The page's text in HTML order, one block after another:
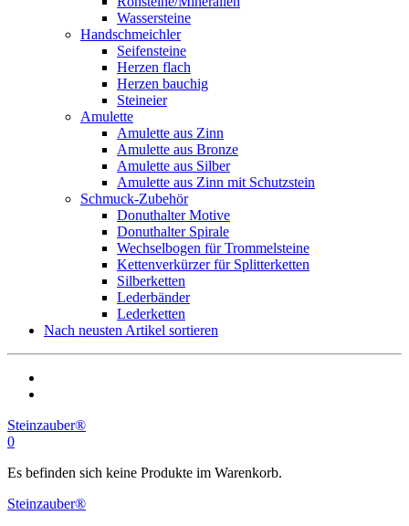
Wassersteine
Handschmeichler
Seifensteine
Herzen flach
Herzen bauchig
Steineier
Amulette
Amulette aus Zinn
Amulette aus Bronze
Amulette aus Silber
Amulette aus Zinn mit Schutzstein
Schmuck-Zubehör
Donuthalter Motive
Donuthalter Spirale
Wechselbogen für Trommelsteine
Kettenverkürzer für Splitterketten
Silberketten
Lederbänder
Lederketten
Nach neusten Artikel sortieren
Steinzauber®
0
Es befinden sich keine Produkte im Warenkorb.
Steinzauber®